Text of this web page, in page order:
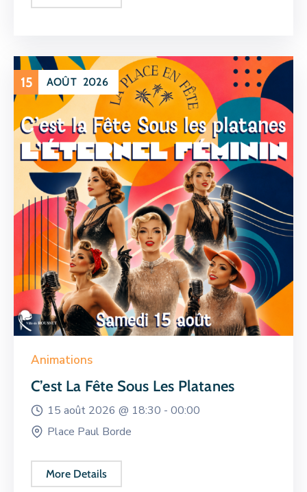
15 AOÛT 2026
Animations
C’est La Fête Sous Les Platanes
15 août 2026 @ 18:30 - 00:00
Place Paul Borde
More Details